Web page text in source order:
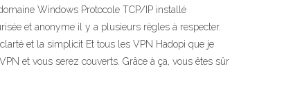
Windows Protocole TCP/IP installé
et anonyme il y a plusieurs règles à respecter.
et la simplicit Et tous les VPN Hadopi que je
et vous serez couverts. Grâce à ça, vous êtes sûr